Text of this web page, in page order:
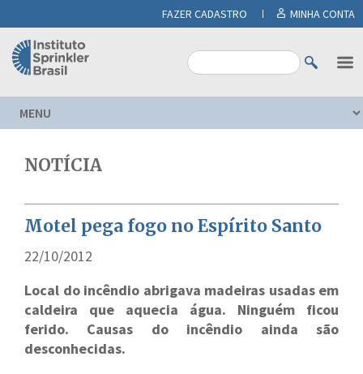
FAZER CADASTRO MINHA CONTA
NOTÍCIA
Motel pega fogo no Espírito Santo
22/10/2012
Local do incêndio abrigava madeiras usadas em
caldeira que aquecia água. Ninguém ficou
ferido. Causas do incêndio ainda são
desconhecidas.